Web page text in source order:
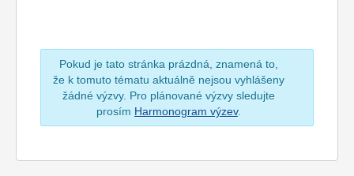
Pokud je tato stránka prázdná, znamená to,
že k tomuto tématu aktuálně nejsou vyhlášeny
žádné výzvy. Pro plánované výzvy sledujte
prosím Harmonogram výzev.